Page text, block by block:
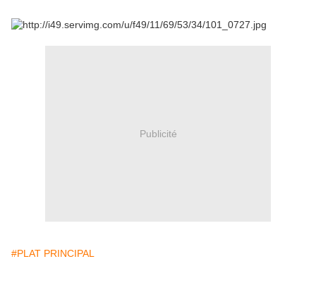
Publicité
#PLAT PRINCIPAL